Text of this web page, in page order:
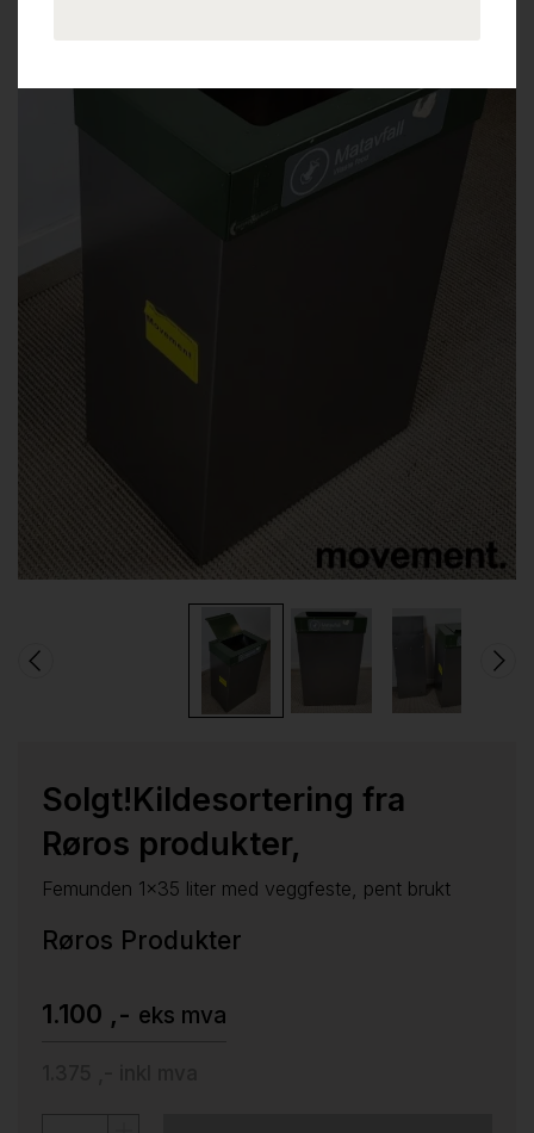
Solgt!Kildesortering fra
Røros produkter,
Femunden 1x35 liter med veggfeste, pent brukt
Røros Produkter
1.100 ,- eks mva